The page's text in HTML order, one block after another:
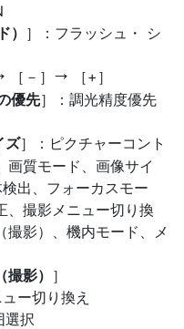
） ］：フラッシュ・ シ
［－］ V
［+］
優先］：調光精度優先
ズ］：ピクチャーコント
画質モード、画像サイ
出、フォーカスモー
、撮影メニュー切り換
撮影）、機内モード、メ
影） ］
ー切り換え
選択